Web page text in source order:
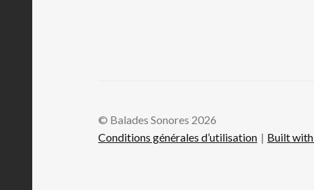
© Balades Sonores 2026
Conditions générales d’utilisation
Built